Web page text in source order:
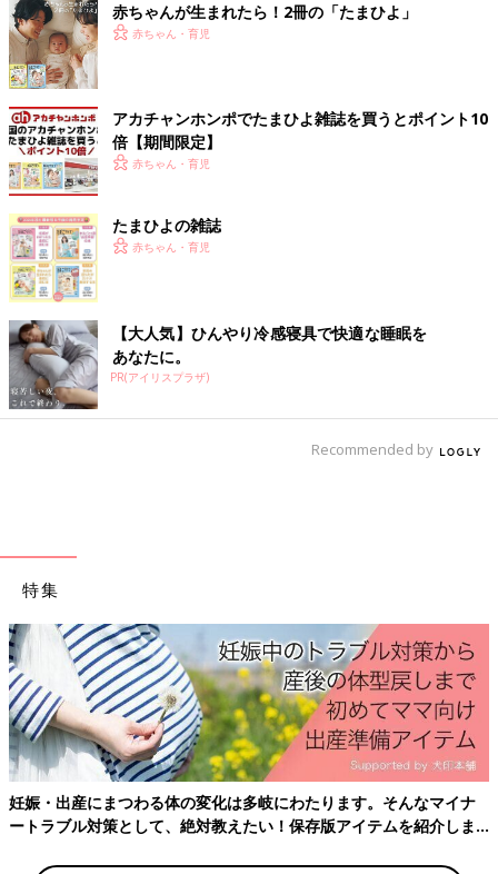
最近は、ひとりで遊んだり本を読んだりする時間も増えてきた息
子。私も、一緒にいても自分の作業をしたりという時間を増やし
ています。常に息子が甘えられる場所、見守れる場所にいながら
も、成長に合わせて少しずつ、親子の距離感を作っていきたいな
ーと思っています。
[わぐり]
2018年4月に息子を出産した37歳。
「ハハのつぶやき」Twitter(@ninputweet)と
で、妊娠中から現在の育児中までのイ
赤ちゃんが生まれたら！2冊の「たまひよ」
赤ちゃん・育児
アカチャンホンポでたまひよ雑誌を買うとポイント10
倍【期間限定】
赤ちゃん・育児
たまひよの雑誌
赤ちゃん・育児
【大人気】ひんやり冷感寝具で快適な睡眠を
あなたに。
PR(アイリスプラザ)
Recommended by
特集
。そんなマイナ
テムを紹介しま
産後はお世話で大忙し、出産前にそろえておき
ておきたいことをわかりやすく紹介！